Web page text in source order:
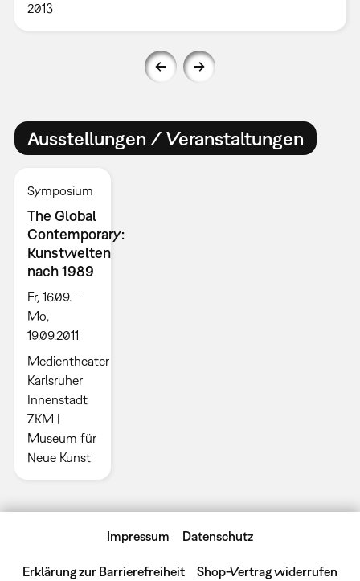
2013
Ausstellungen / Veranstaltungen
Symposium
The Global
Contemporary:
Kunstwelten
nach 1989
Fr, 16.09. –
Mo,
19.09.2011
Medientheater
Karlsruher
Innenstadt
ZKM |
Museum für
Neue Kunst
Impressum Datenschutz
Erklärung zur Barrierefreiheit Shop-Vertrag widerrufen